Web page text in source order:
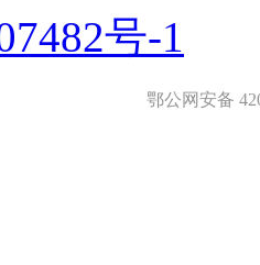
号-1
鄂公网安备